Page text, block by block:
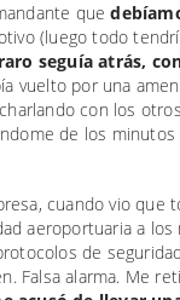
que
(luego todo
seguía atrás,
vuelto por una
con los
de los
cuando vio que
aeroportuaria a
de
Falsa alarma. Me